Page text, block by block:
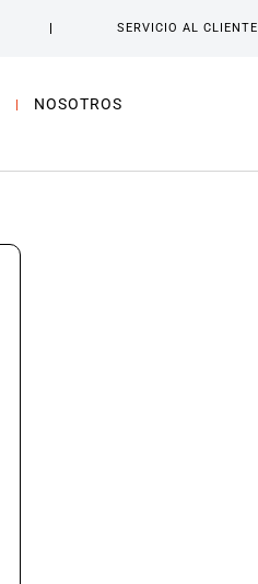
SERVICIO AL CLIENTE
NOSOTROS